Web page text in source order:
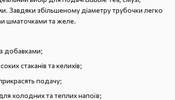
Завдяки збільшеному діаметру трубочки легко
шматочками та желе.
добавками;
стаканів та келихів;
подачу;
холодних та теплих напоїв;